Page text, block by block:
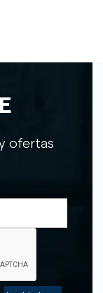
ofertas